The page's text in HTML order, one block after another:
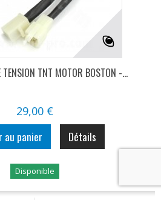
TENSION TNT MOTOR BOSTON -...
29,00 €
au panier Détails
Disponible